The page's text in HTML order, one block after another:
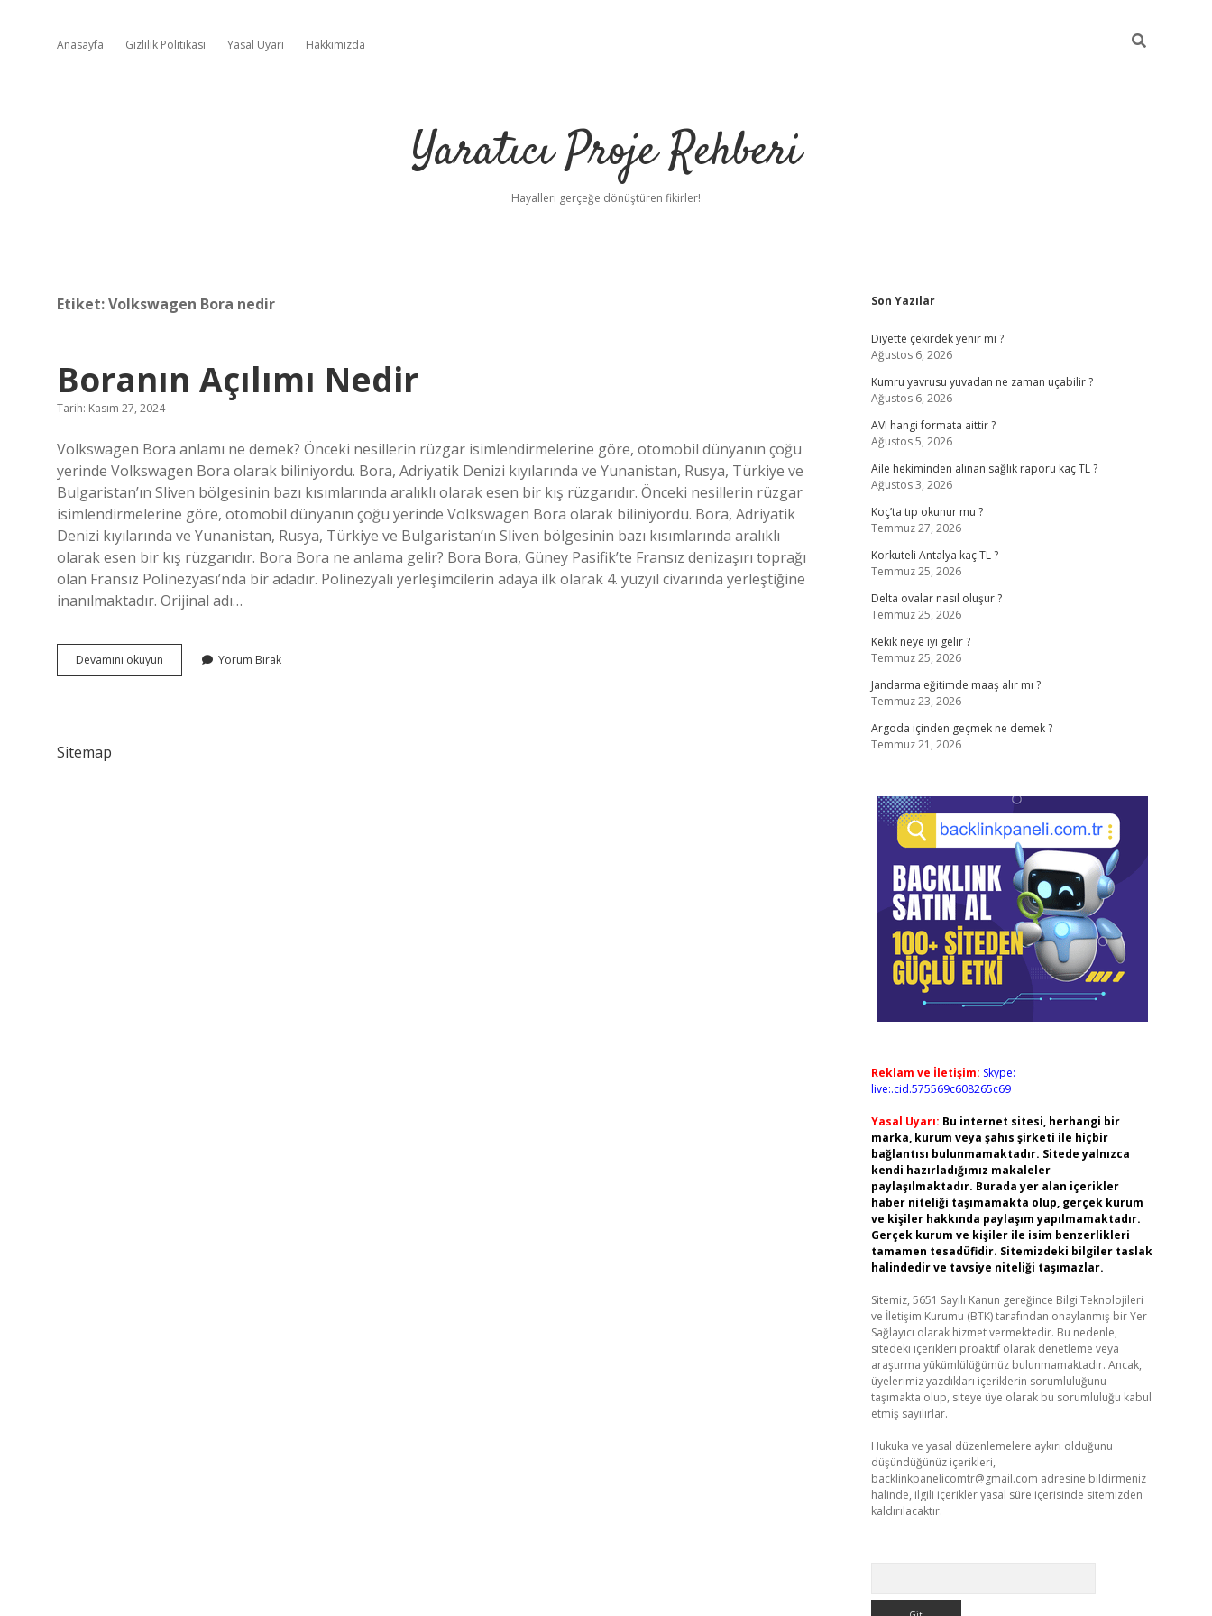
Anasayfa Gizlilik Politikası Yasal Uyarı Hakkımızda
Yaratıcı Proje Rehberi
Hayalleri gerçeğe dönüştüren fikirler!
Etiket:Volkswagen Bora nedir
Boranın Açılımı Nedir
Tarih: Kasım 27, 2024
Volkswagen Bora anlamı ne demek? Önceki nesillerin rüzgar isimlendirmelerine göre, otomobil dünyanın çoğu
yerinde Volkswagen Bora olarak biliniyordu. Bora, Adriyatik Denizi kıyılarında ve Yunanistan, Rusya, Türkiye ve
Bulgaristan’ın Sliven bölgesinin bazı kısımlarında aralıklı olarak esen bir kış rüzgarıdır. Önceki nesillerin rüzgar
isimlendirmelerine göre, otomobil dünyanın çoğu yerinde Volkswagen Bora olarak biliniyordu. Bora, Adriyatik
Denizi kıyılarında ve Yunanistan, Rusya, Türkiye ve Bulgaristan’ın Sliven bölgesinin bazı kısımlarında aralıklı
olarak esen bir kış rüzgarıdır. Bora Bora ne anlama gelir? Bora Bora, Güney Pasifik’te Fransız denizaşırı toprağı
olan Fransız Polinezyası’nda bir adadır. Polinezyalı yerleşimcilerin adaya ilk olarak 4. yüzyıl civarında yerleştiğine
inanılmaktadır. Orijinal adı…
Devamını okuyun Boranın
Açılımı
Yorum Bırak
Sitemap
Sidebar
Son Yazılar
Diyette çekirdek yenir mi ?
Ağustos 6, 2026
Kumru yavrusu yuvadan ne zaman uçabilir ?
Ağustos 6, 2026
AVI hangi formata aittir ?
Ağustos 5, 2026
Aile hekiminden alınan sağlık raporu kaç TL ?
Ağustos 3, 2026
Koç’ta tıp okunur mu ?
Temmuz 27, 2026
Korkuteli Antalya kaç TL ?
Temmuz 25, 2026
Delta ovalar nasıl oluşur ?
Temmuz 25, 2026
Kekik neye iyi gelir ?
Temmuz 25, 2026
Jandarma eğitimde maaş alır mı ?
Temmuz 23, 2026
Argoda içinden geçmek ne demek ?
Temmuz 21, 2026
Reklam ve İletişim: Skype:
live:.cid.575569c608265c69
Yasal Uyarı: Bu internet sitesi, herhangi bir
marka, kurum veya şahıs şirketi ile hiçbir
bağlantısı bulunmamaktadır. Sitede yalnızca
kendi hazırladığımız makaleler
paylaşılmaktadır. Burada yer alan içerikler
haber niteliği taşımamakta olup, gerçek kurum
ve kişiler hakkında paylaşım yapılmamaktadır.
Gerçek kurum ve kişiler ile isim benzerlikleri
tamamen tesadüfidir. Sitemizdeki bilgiler taslak
halindedir ve tavsiye niteliği taşımazlar.
Sitemiz, 5651 Sayılı Kanun gereğince Bilgi Teknolojileri
ve İletişim Kurumu (BTK) tarafından onaylanmış bir Yer
Sağlayıcı olarak hizmet vermektedir. Bu nedenle,
sitedeki içerikleri proaktif olarak denetleme veya
araştırma yükümlülüğümüz bulunmamaktadır. Ancak,
üyelerimiz yazdıkları içeriklerin sorumluluğunu
taşımakta olup, siteye üye olarak bu sorumluluğu kabul
etmiş sayılırlar.
Hukuka ve yasal düzenlemelere aykırı olduğunu
düşündüğünüz içerikleri,
backlinkpanelicomtr@gmail.com adresine bildirmeniz
halinde, ilgili içerikler yasal süre içerisinde sitemizden
kaldırılacaktır.